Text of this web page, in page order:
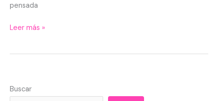
pensada
Leer más »
Buscar